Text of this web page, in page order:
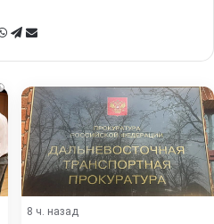
WhatsApp
Telegram
Share
8 ч. назад